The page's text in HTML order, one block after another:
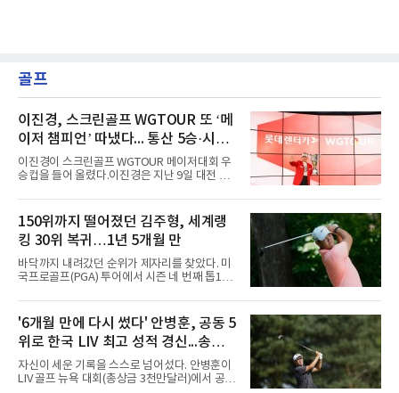
골프
이진경, 스크린골프 WGTOUR 또 ‘메
이저 챔피언’ 따냈다... 통산 5승·시즌
3승 달성
이진경이 스크린골프 WGTOUR 메이저대회 우
승컵을 들어 올렸다.이진경은 지난 9일 대전 골
카 WGTOUR’ 6차 메이저대회 결선에서 1라운
드 9언더파, 2라운드 8언더파 최종합계 17언더
파를 기록하며 시즌 세 번째 우승을 따냈다.경기
는 투비전NX플러스 투어 모드에서 하루 동안 2
라운드 36홀 스트로크 플레이로 치러졌다. 코스
는 골프존 코스 난도 별 3개, 그린 난도 별 4개의
롯데스카이힐 부여CC (SKY/HILL)다.총 80명의
드 각축전을 치렀다.이진경은 1라운드 초반 주
춤했지만 후반 홀에서 맹타를 퍼부으며
150위까지 떨어졌던 김주형, 세계랭
킹 30위 복귀…1년 5개월 만
바닥까지 내려갔던 순위가 제자리를 찾았다. 미
국프로골프(PGA) 투어에서 시즌 네 번째 톱10
위에 복귀했다.김주형은 10일(한국시간) 발표된
남자 골프 세계랭킹에서 지난주보다 3계단 오른
30위에 이름을 올렸다. 이날 미국 노스캐롤라이
나주 그린즈버러의 세지필드 컨트리클럽(파70)
에서 끝난 윈덤 챔피언십에서 최종 합계 15언더
파 265타로 공동 5위에 오른 결과다. 지난해 3월
이후 처음으로 30위권에 들었다.반등의 폭이 컸
'6개월 만에 다시 썼다' 안병훈, 공동 5
위로 한국 LIV 최고 성적 경신...송영한
도 톱10
자신이 세운 기록을 스스로 넘어섰다. 안병훈이
LIV 골프 뉴욕 대회(총상금 3천만달러)에서 공동